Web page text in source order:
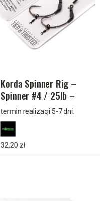
Korda Spinner Rig –
Spinner #4 / 25lb –
gotowy przypon do
łowienia dużych karpi
termin realizacji 5-7 dni.
32,20 zł